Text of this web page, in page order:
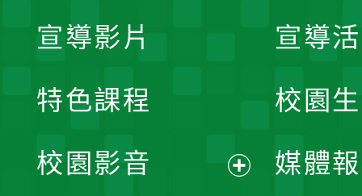
宣導
校園
媒體
宣導影片
特色課程
校園影音